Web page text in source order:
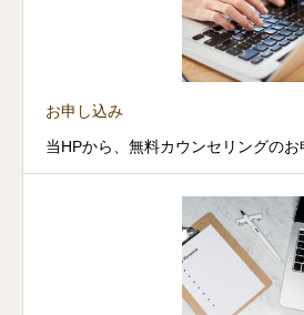
お申し込み
当HPから、無料カウンセリングのお